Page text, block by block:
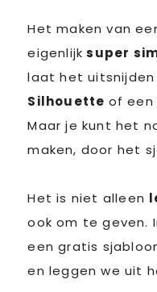
Het maken van
eigenlijk super
laat het
Silhouette of een
Maar je kunt het
maken, door het
Het is niet alleen
ook om te geven.
een gratis
en leggen we uit